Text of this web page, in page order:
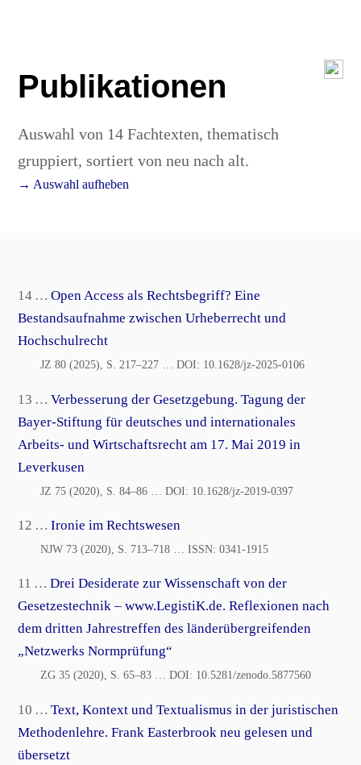
Publikationen
Auswahl von 14 Fachtexten, thematisch
gruppiert, sortiert von neu nach alt.
→ Auswahl aufheben
14 …Open Access als Rechtsbegriff? Eine
Bestandsaufnahme zwischen Urheberrecht und
Hochschulrecht
JZ 80 (2025), S. 217–227 … DOI: 10.1628/jz-2025-0106
13 …Verbesserung der Gesetzgebung. Tagung der
Bayer-Stiftung für deutsches und internationales
Arbeits- und Wirtschaftsrecht am 17. Mai 2019 in
Leverkusen
JZ 75 (2020), S. 84–86 … DOI: 10.1628/jz-2019-0397
12 …Ironie im Rechtswesen
NJW 73 (2020), S. 713–718 … ISSN:0341-1915
11 …Drei Desiderate zur Wissenschaft von der
Gesetzestechnik – www.LegistiK.de. Reflexionen nach
dem dritten Jahrestreffen des länderübergreifenden
„Netzwerks Normprüfung“
ZG 35 (2020), S. 65–83 … DOI: 10.5281/zenodo.5877560
10 …Text, Kontext und Textualismus in der juristischen
Methodenlehre. Frank Easterbrook neu gelesen und
übersetzt